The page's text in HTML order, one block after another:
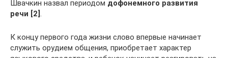
Швачкин назвал периодом дофонемного развития
речи [2].
К концу первого года жизни слово впервые начинает
служить орудием общения, приобретает характер